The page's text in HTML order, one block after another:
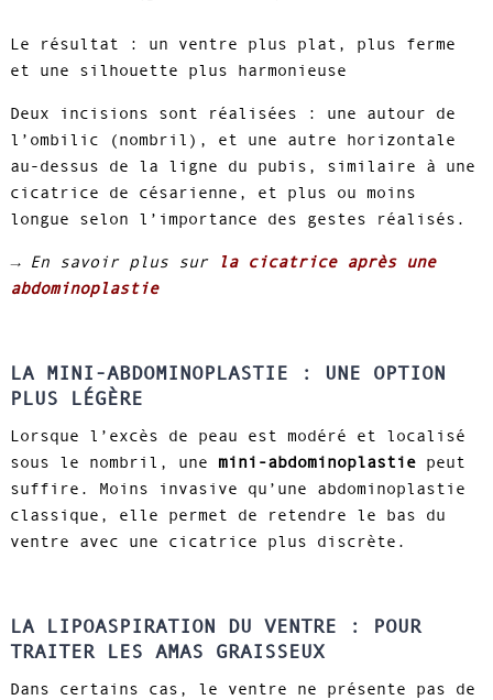
Le résultat : un ventre plus plat, plus ferme
et une silhouette plus harmonieuse
Deux incisions sont réalisées : une autour de
l’ombilic (nombril), et une autre horizontale
au-dessus de la ligne du pubis, similaire à une
cicatrice de césarienne, et plus ou moins
longue selon l’importance des gestes réalisés.
→ En savoir plus surla cicatrice après une
abdominoplastie
LA MINI-ABDOMINOPLASTIE : UNE OPTION
PLUS LÉGÈRE
Lorsque l’excès de peau est modéré et localisé
sous le nombril, une mini-abdominoplastiepeut
suffire. Moins invasive qu’une abdominoplastie
classique, elle permet de retendre le bas du
ventre avec une cicatrice plus discrète.
LA LIPOASPIRATION DU VENTRE : POUR
TRAITER LES AMAS GRAISSEUX
Dans certains cas, le ventre ne présente pas de